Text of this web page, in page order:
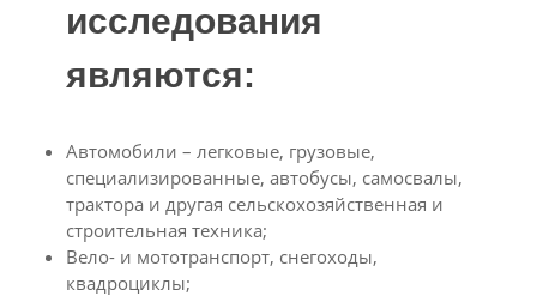
исследования
являются:
Автомобили – легковые, грузовые,
специализированные, автобусы, самосвалы,
трактора и другая сельскохозяйственная и
строительная техника;
Вело- и мототранспорт, снегоходы,
квадроциклы;